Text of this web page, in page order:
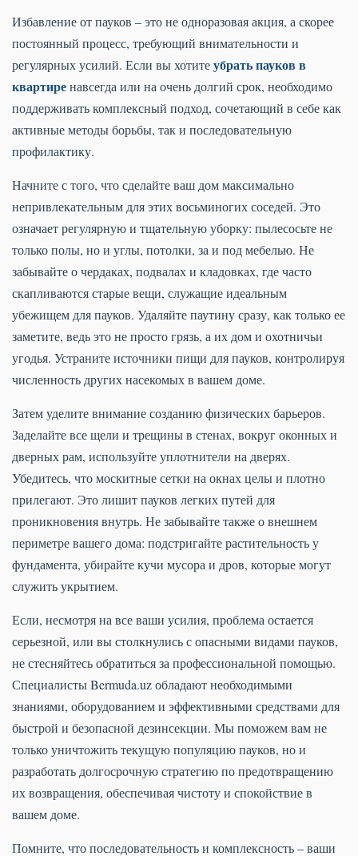
Избавление от пауков – это не одноразовая акция, а скорее
постоянный процесс, требующий внимательности и
регулярных усилий. Если вы хотитеубрать пауков в
квартиренавсегда или на очень долгий срок, необходимо
поддерживать комплексный подход, сочетающий в себе как
активные методы борьбы, так и последовательную
профилактику.
Начните с того, что сделайте ваш дом максимально
непривлекательным для этих восьминогих соседей. Это
означает регулярную и тщательную уборку: пылесосьте не
только полы, но и углы, потолки, за и под мебелью. Не
забывайте о чердаках, подвалах и кладовках, где часто
скапливаются старые вещи, служащие идеальным
убежищем для пауков. Удаляйте паутину сразу, как только ее
заметите, ведь это не просто грязь, а их дом и охотничьи
угодья. Устраните источники пищи для пауков, контролируя
численность других насекомых в вашем доме.
Затем уделите внимание созданию физических барьеров.
Заделайте все щели и трещины в стенах, вокруг оконных и
дверных рам, используйте уплотнители на дверях.
Убедитесь, что москитные сетки на окнах целы и плотно
прилегают. Это лишит пауков легких путей для
проникновения внутрь. Не забывайте также о внешнем
периметре вашего дома: подстригайте растительность у
фундамента, убирайте кучи мусора и дров, которые могут
служить укрытием.
Если, несмотря на все ваши усилия, проблема остается
серьезной, или вы столкнулись с опасными видами пауков,
не стесняйтесь обратиться за профессиональной помощью.
Специалисты Bermuda.uz обладают необходимыми
знаниями, оборудованием и эффективными средствами для
быстрой и безопасной дезинсекции. Мы поможем вам не
только уничтожить текущую популяцию пауков, но и
разработать долгосрочную стратегию по предотвращению
их возвращения, обеспечивая чистоту и спокойствие в
вашем доме.
Помните, что последовательность и комплексность – ваши